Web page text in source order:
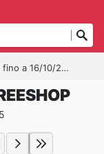
a 16/10/2025